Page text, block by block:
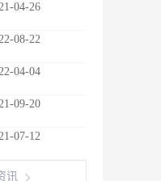
04-26
08-22
04-04
09-20
07-12
讯